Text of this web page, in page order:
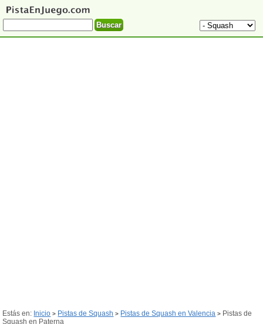
Estás en: Inicio > Pistas de Squash > Pistas de Squash en Valencia > Pistas de
Squash en Paterna